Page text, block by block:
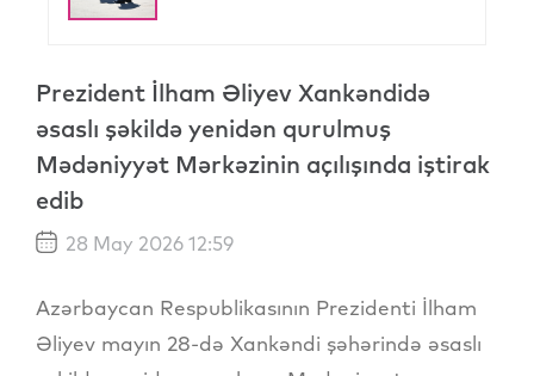
Prezident İlham Əliyev Xankəndidə
əsaslı şəkildə yenidən qurulmuş
Mədəniyyət Mərkəzinin açılışında iştirak
edib
28 May 2026 12:59
Azərbaycan Respublikasının Prezidenti İlham
Əliyev mayın 28-də Xankəndi şəhərində əsaslı